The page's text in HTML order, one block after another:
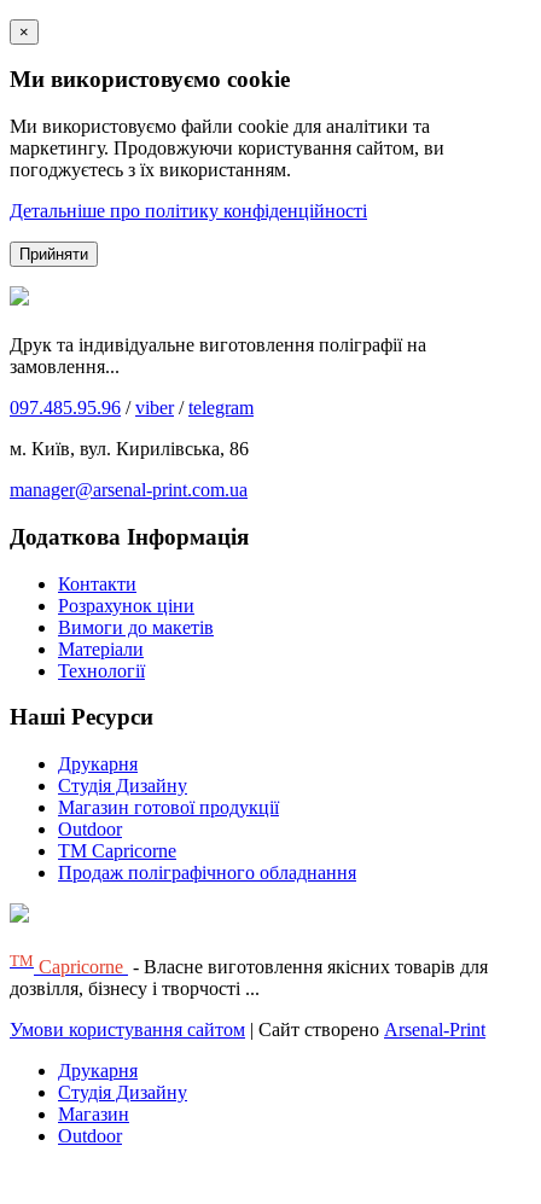
×
Ми використовуємо cookie
Ми використовуємо файли cookie для аналітики та
маркетингу. Продовжуючи користування сайтом, ви
погоджуєтесь з їх використанням.
Детальніше про політику конфіденційності
Прийняти
Друк та індивідуальне виготовлення поліграфії на
замовлення...
097.485.95.96 /viber/telegram
м. Київ, вул. Кирилівська, 86
manager@arsenal-print.com.ua
Додаткова Інформація
Контакти
Розрахунок ціни
Вимоги до макетів
Матеріали
Технології
Наші Ресурси
Друкарня
Студія Дизайну
Магазин готової продукції
Outdoor
TM Capricorne
Продаж поліграфічного обладнання
ТМ Capricorne - Власне виготовлення якісних товарів для
дозвілля, бізнесу і творчості ...
Умови користування сайтом | Сайт створено Arsenal-Print
Друкарня
Студія Дизайну
Магазин
Outdoor